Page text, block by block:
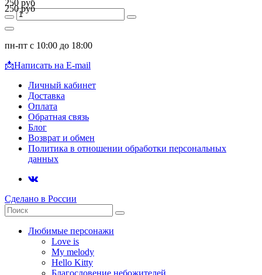
250 руб
250 руб
пн-пт с 10:00 до 18:00
📩Написать на E-mail
Личный кабинет
Доставка
Оплата
Обратная связь
Блог
Возврат и обмен
Политика в отношении обработки персональных
данных
Сделано в России
Любимые персонажи
Love is
My melody
Hello Kitty
Благословение небожителей